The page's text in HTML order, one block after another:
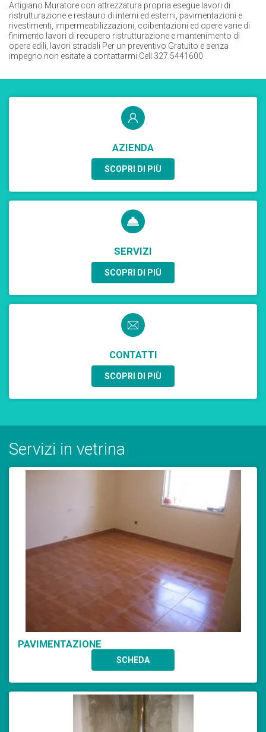
Artigiano Muratore con attrezzatura propria esegue lavori di
ristrutturazione e restauro di interni ed esterni, pavimentazioni e
rivestimenti, impermeabilizzazioni, coibentazioni ed opere varie di
finimento lavori di recupero ristrutturazione e mantenimento di
opere edili, lavori stradali Per un preventivo Gratuito e senza
impegno non esitate a contattarmi Cell 327.5441600
AZIENDA
SCOPRI DI PIÙ
SERVIZI
SCOPRI DI PIÙ
CONTATTI
SCOPRI DI PIÙ
Servizi in vetrina
PAVIMENTAZIONE
SCHEDA